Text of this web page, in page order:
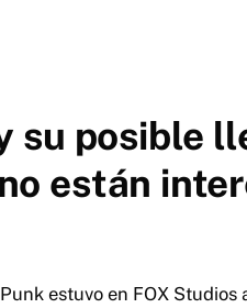
su posible
están
estuvo en FOX Studios